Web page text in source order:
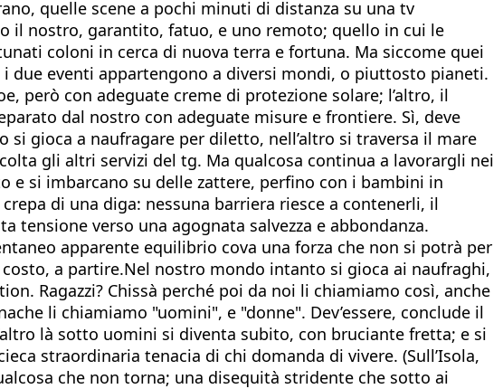
quelle scene a pochi minuti di distanza su una tv
il nostro, garantito, fatuo, e uno remoto; quello in cui le
coloni in cerca di nuova terra e fortuna. Ma siccome quei
due eventi appartengono a diversi mondi, o piuttosto pianeti.
però con adeguate creme di protezione solare; l’altro, il
dal nostro con adeguate misure e frontiere. Sì, deve
gioca a naufragare per diletto, nell’altro si traversa il mare
gli altri servizi del tg. Ma qualcosa continua a lavorargli nei
e si imbarcano su delle zattere, perfino con i bambini in
di una diga: nessuna barriera riesce a contenerli, il
verso una agognata salvezza e abbondanza.
apparente equilibrio cova una forza che non si potrà per
a partire.Nel nostro mondo intanto si gioca ai naufraghi,
Ragazzi? Chissà perché poi da noi li chiamiamo così, anche
li chiamiamo "uomini", e "donne". Dev’essere, conclude il
là sotto uomini si diventa subito, con bruciante fretta; e si
straordinaria tenacia di chi domanda di vivere. (Sull’Isola,
che non torna; una disequità stridente che sotto ai